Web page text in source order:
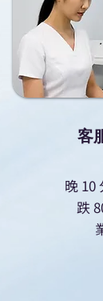
客
晚 10
跌